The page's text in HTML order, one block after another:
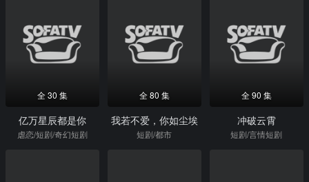
全 30 集
亿万星辰都是你
虐恋/短剧/奇幻短剧
全 80 集
我若不爱，你如尘埃
短剧/都市
全 90 集
冲破云霄
短剧/言情短剧